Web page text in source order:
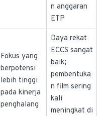
n anggaran
ETP
Fokus yang
berpotensi
lebih tinggi
pada kinerja
penghalang
Daya rekat
ECCS sangat
baik;
pembentuka
n film sering
kali
meningkat di